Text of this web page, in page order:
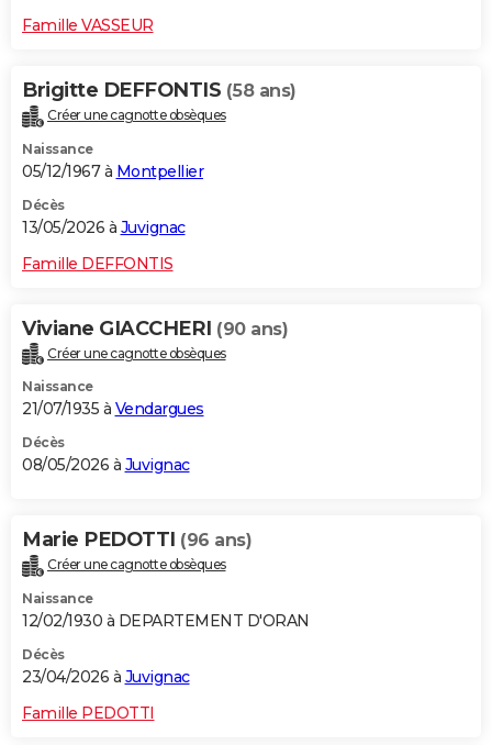
Famille VASSEUR
Brigitte DEFFONTIS (58 ans)
Créer une cagnotte obsèques
Naissance
05/12/1967 à Montpellier
Décès
13/05/2026 à Juvignac
Famille DEFFONTIS
Viviane GIACCHERI (90 ans)
Créer une cagnotte obsèques
Naissance
21/07/1935 à Vendargues
Décès
08/05/2026 à Juvignac
Marie PEDOTTI (96 ans)
Créer une cagnotte obsèques
Naissance
12/02/1930 à DEPARTEMENT D'ORAN
Décès
23/04/2026 à Juvignac
Famille PEDOTTI